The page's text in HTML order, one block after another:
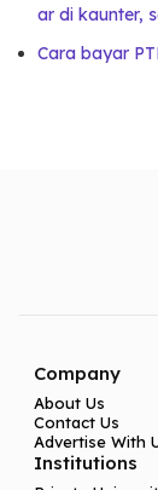
ar di kaunter,
Cara bayar
Company
About Us
Contact Us
Advertise With
Institutions